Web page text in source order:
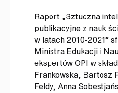
Raport „Sztuczna
publikacyjne z nauk
w latach 2010-2021”
Ministra Edukacji i
ekspertów OPI w
Frankowska, Bartosz
Feldy, Anna